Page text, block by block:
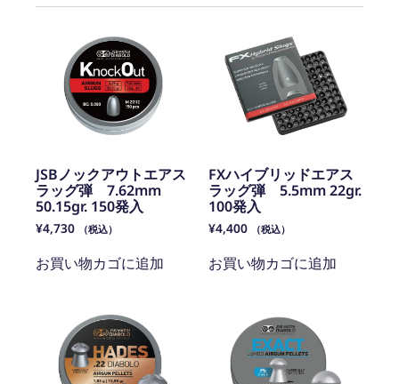
JSBノックアウトエアス
ラッグ弾 7.62mm
50.15gr. 150発入
¥4,730 （税込）
お買い物カゴに追加
FXハイブリッドエアス
ラッグ弾 5.5mm 22gr.
100発入
¥4,400 （税込）
お買い物カゴに追加